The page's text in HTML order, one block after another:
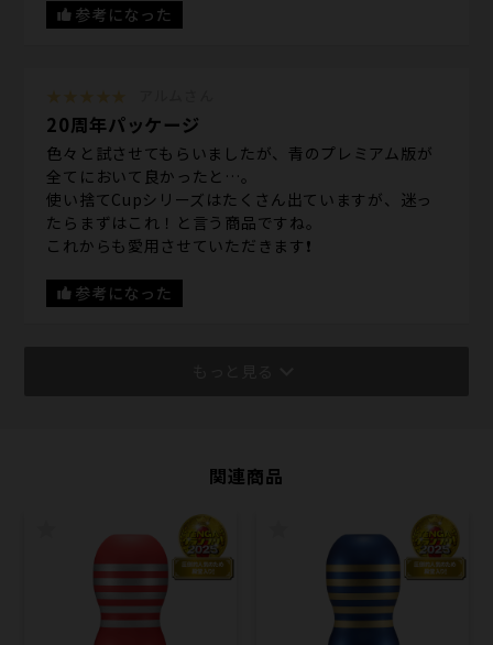
参考になった
20周年パッケージ
色々と試させてもらいましたが、青のプレミアム版が
全てにおいて良かったと…。
使い捨てCupシリーズはたくさん出ていますが、迷っ
たらまずはこれ！と言う商品ですね。
これからも愛用させていただきます❗️
参考になった
関連商品